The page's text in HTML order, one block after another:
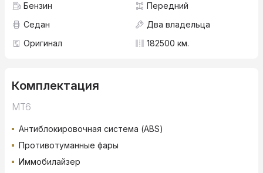
Бензин
Передний
Седан
Два владельца
Оригинал
182500 км.
Комплектация
MT6
Антиблокировочная система (ABS)
Противотуманные фары
Иммобилайзер